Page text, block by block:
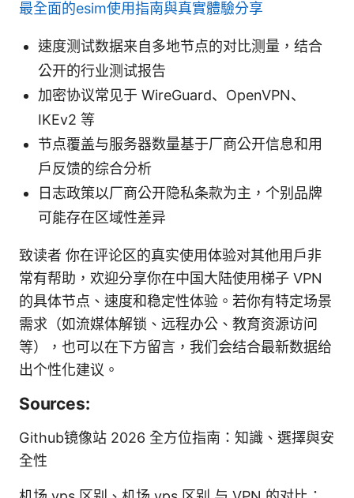
最全面的esim使用指南與真實體驗分享
速度测试数据来自多地节点的对比测量，结合
公开的行业测试报告
加密协议常见于 WireGuard、OpenVPN、
IKEv2 等
节点覆盖与服务器数量基于厂商公开信息和用
户反馈的综合分析
日志政策以厂商公开隐私条款为主，个别品牌
可能存在区域性差异
致读者 你在评论区的真实使用体验对其他用户非
常有帮助，欢迎分享你在中国大陆使用梯子 VPN
的具体节点、速度和稳定性体验。若你有特定场景
需求（如流媒体解锁、远程办公、教育资源访问
等），也可以在下方留言，我们会结合最新数据给
出个性化建议。
Sources:
Github镜像站 2026 全方位指南：知識、選擇與安
全性